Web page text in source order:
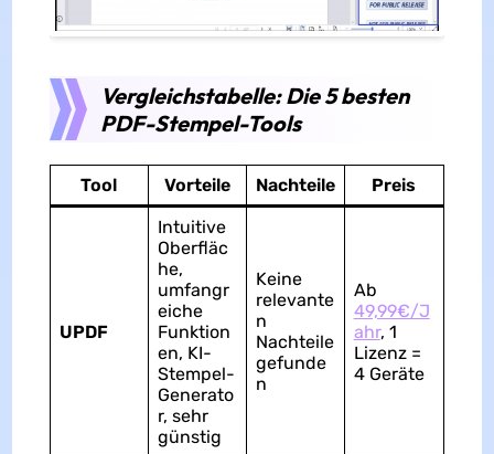
Vergleichstabelle: Die 5 besten
PDF-Stempel-Tools
Tool Vorteile Nachteile Preis
UPDF
Intuitive
Oberfläc
he,
umfangr
eiche
Funktion
en, KI-
Stempel-
Generato
r, sehr
günstig
Keine
relevante
n
Nachteile
gefunde
n
Ab
49,99€/J
ahr, 1
Lizenz =
4 Geräte